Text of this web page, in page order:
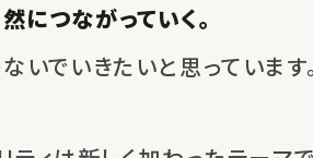
につながっていく。
いでいきたいと思っています。